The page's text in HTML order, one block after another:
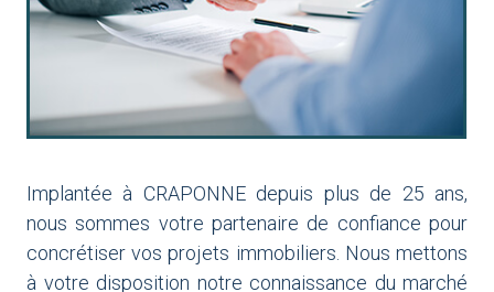
Implantée à CRAPONNE depuis plus de 25 ans,
nous sommes votre partenaire de confiance pour
concrétiser vos projets immobiliers. Nous mettons
à votre disposition notre connaissance du marché